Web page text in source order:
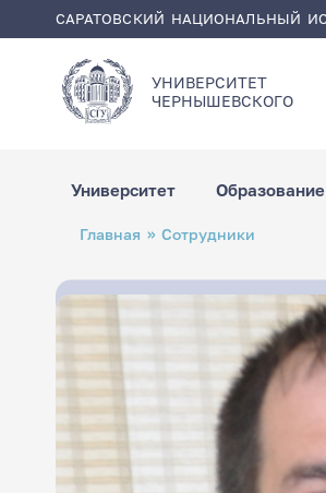
САРАТОВСКИЙ НАЦИОНАЛЬНЫЙ
УНИВЕРСИТЕТ
ЧЕРНЫШЕВСКОГO
Университет Образование
Строка
навигации
Главная Сотрудники